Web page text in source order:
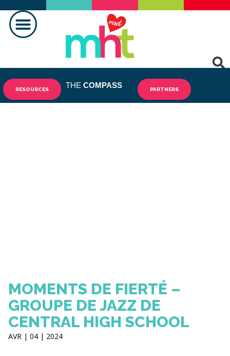
RESOURCES THE COMPASS PARTNERS
MOMENTS DE FIERTÉ –
GROUPE DE JAZZ DE
CENTRAL HIGH SCHOOL
AVR | 04 | 2024